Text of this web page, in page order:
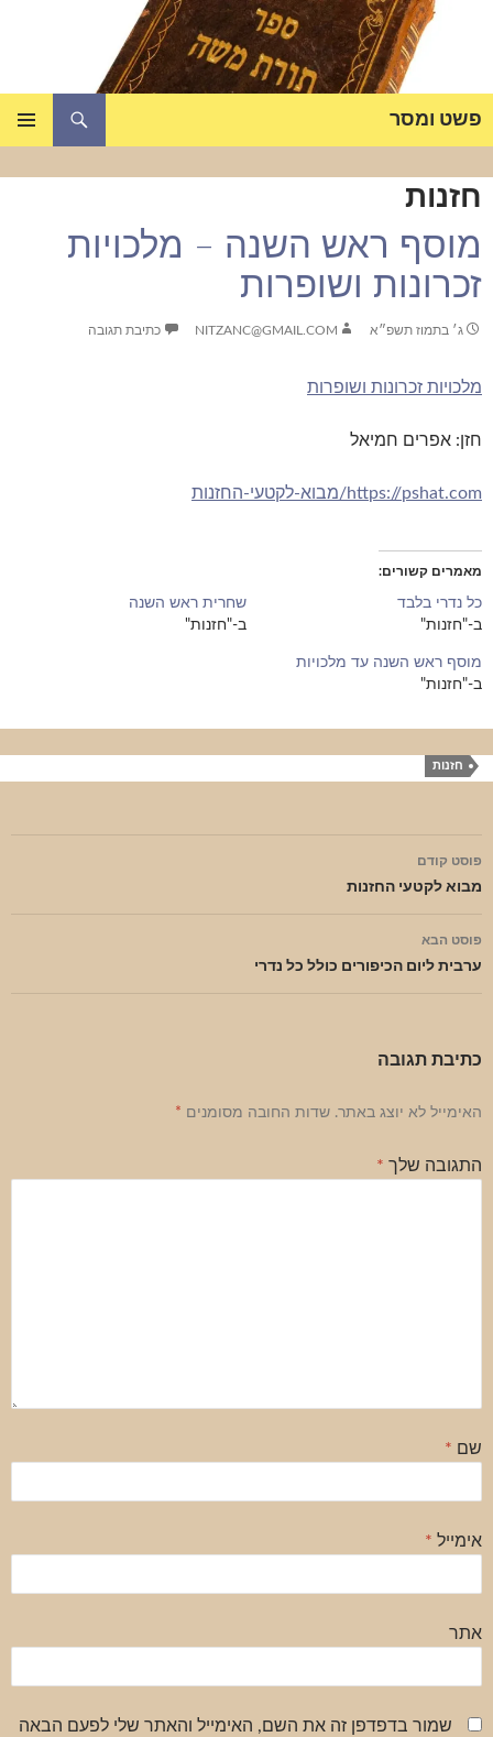
פשט ומסר
חזנות
מוסף ראש השנה – מלכויות
זכרונות ושופרות
ג׳ בתמוז תשפ״א NITZANC@GMAIL.COM כתיבת תגובה
מלכויות זכרונות ושופרות
חזן: אפרים חמיאל
https://pshat.com/מבוא-לקטעי-החזנות
מאמרים קשורים
כל נדרי בלבד
ב-"חזנות"
שחרית ראש השנה
ב-"חזנות"
מוסף ראש השנה עד מלכויות
ב-"חזנות"
חזנות
ניווט
בפוסטים
פוסט קודם
מבוא לקטעי החזנות
פוסט הבא
ערבית ליום הכיפורים כולל כל נדרי
כתיבת תגובה
האימייל לא יוצג באתר. שדות החובה מסומנים *
התגובה שלך *
שם *
אימייל *
אתר
שמור בדפדפן זה את השם, האימייל והאתר שלי לפעם הבאה